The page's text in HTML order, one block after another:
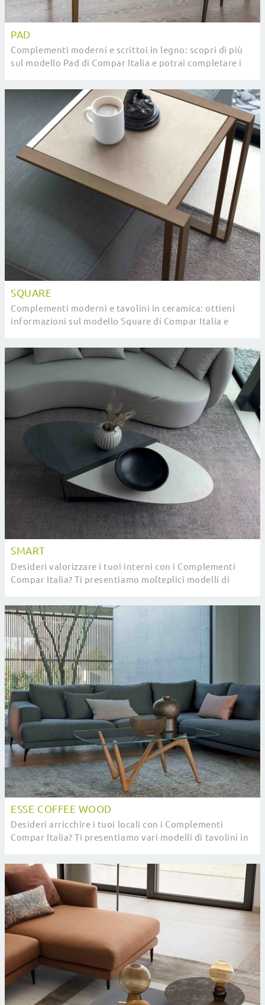
PAD
Complementi moderni e scrittoi in legno: scopri di più
sul modello Pad di Compar Italia e potrai completare i
SQUARE
Complementi moderni e tavolini in ceramica: ottieni
informazioni sul modello Square di Compar Italia e
SMART
Desideri valorizzare i tuoi interni con i Complementi
Compar Italia? Ti presentiamo molteplici modelli di
ESSE COFFEE WOOD
Desideri arricchire i tuoi locali con i Complementi
Compar Italia? Ti presentiamo vari modelli di tavolini in